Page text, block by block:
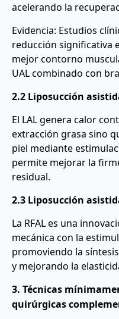
acelerando la
Evidencia: Estudios
reducción significativa
mejor contorno
UAL combinado con
2.2 Liposucción
El LAL genera calor
extracción grasa sino
piel mediante
permite mejorar la
residual.
2.3 Liposucción
La RFAL es una
mecánica con la
promoviendo la
y mejorando la
3. Técnicas
quirúrgicas